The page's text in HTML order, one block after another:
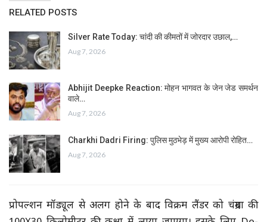
RELATED POSTS
Silver Rate Today: चांदी की कीमतों में जोरदार उछाल,…
Aug 7, 2026
Abhijit Deepke Reaction: मोहन भागवत के जेन जेड समर्थन
वाले…
Aug 7, 2026
Charkhi Dadri Firing: पुलिस मुठभेड़ में मुख्य आरोपी रोहित…
Aug 7, 2026
प्रोपल्शन मॉड्यूल से अलग होने के बाद विक्रम लैंडर को चंद्रमा की